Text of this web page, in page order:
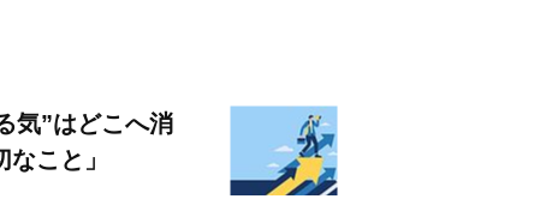
気”はどこへ消
こと」